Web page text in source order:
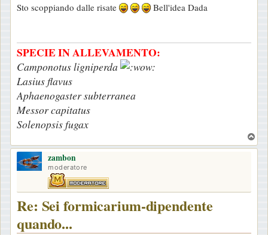
s
a
g
g
i
o
Sto scoppiando dalle risate Bell'idea Dada
SPECIE IN ALLEVAMENTO:
Camponotus ligniperda
Lasius flavus
Aphaenogaster subterranea
Messor capitatus
Solenopsis fugax
o
zambon
moderatore
Re: Sei formicarium-dipendente
quando...